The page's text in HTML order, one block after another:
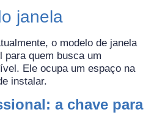
janela
o modelo de janela
para quem busca um
Ele ocupa um espaço na
instalar.
a chave para